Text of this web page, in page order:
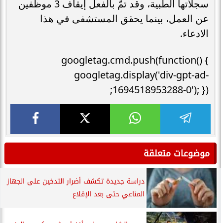
سجلاتها الطبية، وقد تمّ بالفعل إيقاف 3 موظفين
عن العمل، بينما يحقق المستشفى في هذا
الادعاء.
googletag.cmd.push(function() {
googletag.display('div-gpt-ad-
1694518953288-0'); });
موضوعات متعلقة
دراسة جديدة تكشف أضرار التدخين على الجهاز
المناعي حتى بعد الإقلاع